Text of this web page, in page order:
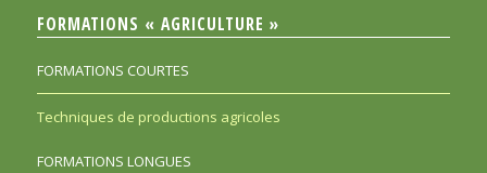
FORMATIONS « AGRICULTURE »
FORMATIONS COURTES
Techniques de productions agricoles
FORMATIONS LONGUES